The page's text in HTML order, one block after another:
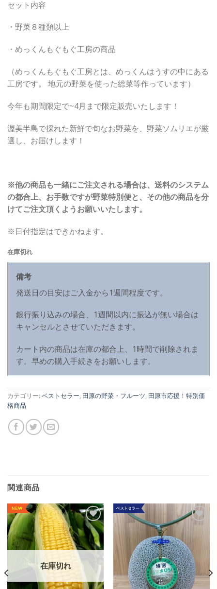
セット内容
・野菜８種類以上
・めっくんもぐもぐ工房の商品
（めっくんもぐもぐ工房とは、めっくんはうすの中にある
工房です。 地元の野菜を使った総菜等作っています）
今年も期間限定で~4月まで限定販売いたします！
渥美半島で採れた新鮮で旬なお野菜を、野菜ソムリエが厳
選し、お届けします！
※他の商品も一緒にご注文される場合は、送料のシステム
の都合上、お手数ですが野菜特別便と、その他の商品を分
けてご注文頂くようお願いいたします。
※日付指定はできかねます。
在庫切れ
備考
発送日の目安はご入金から1週間程度です。
銀行振り込みの場合、1週間以内に振込が無い場合は
キャンセルとさせていただきます。
カート内の商品は在庫の都合上、1時間で削除されま
す。早めの購入手続きをお願いします。
カテゴリー: ベストセラー, 田原の野菜・フルーツ, 田原市応援！特別価
格商品
関連商品
Add to
Wishlist
在庫切れ
Add to
Wishlist